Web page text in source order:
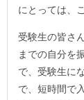
にとっては、
受験生の皆さ
までの自分を
で、受験生に
で、短時間で